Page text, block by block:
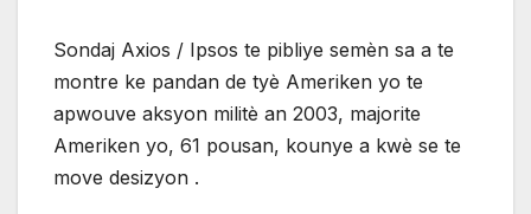
Sondaj Axios / Ipsos te pibliye semèn sa a te
montre ke pandan de tyè Ameriken yo te
apwouve aksyon militè an 2003, majorite
Ameriken yo, 61 pousan, kounye a kwè se te
move desizyon .